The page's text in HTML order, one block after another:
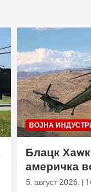
ВОЈНА
Блацк
америчка
лансирање
5. август 2026. |